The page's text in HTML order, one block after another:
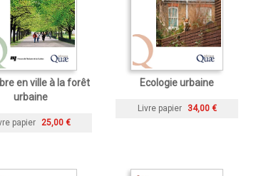
en ville à la forêt
urbaine
papier 25,00 €
Ecologie urbaine
Livre papier 34,00 €